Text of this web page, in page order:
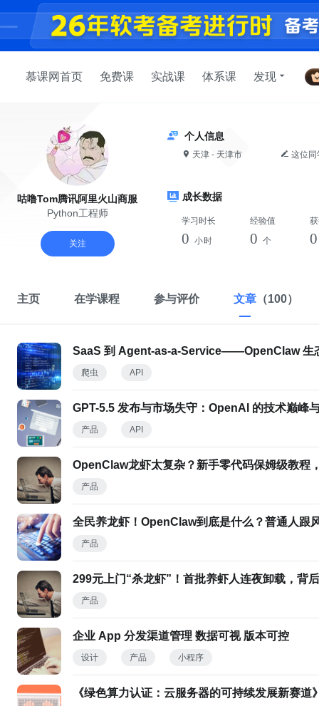
慕课网首页 免费课 实战课 体系课 发现
咕噜Tom腾讯阿里火山商服
Python工程师
关注
个人信息
天津 - 天津市 这位同
成长数据
学习时长
0 小时
经验值
0 个
主页 在学课程 参与评价 文章 （100）
SaaS 到 Agent-as-a-Service——OpenClaw 生
爬虫 API
GPT-5.5 发布与市场失守：OpenAI 的技术巅峰
产品 API
OpenClaw龙虾太复杂？新手零代码保姆级教程
产品
全民养龙虾！OpenClaw到底是什么？普通人跟
产品
299元上门“杀龙虾”！首批养虾人连夜卸载，背
产品
企业 App 分发渠道管理 数据可视 版本可控
设计 产品 小程序
《绿色算力认证：云服务器的可持续发展新赛道